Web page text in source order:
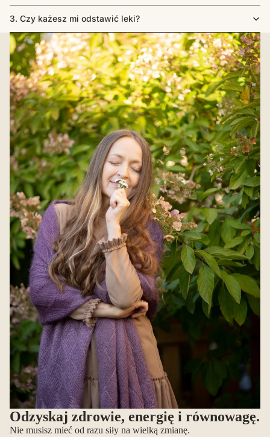
3. Czy każesz mi odstawić leki?
Odzyskaj zdrowie, energię i równowagę.
Nie musisz mieć od razu siły na wielką zmianę.